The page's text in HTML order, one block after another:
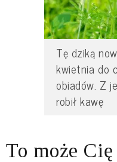
Tę dziką
kwietnia do
obiadów. Z
robił kawę
To może